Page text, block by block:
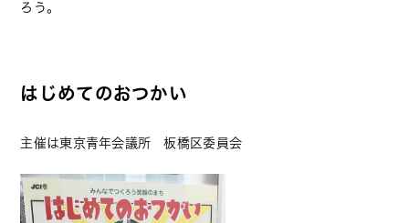
ろう。
はじめてのおつかい
主催は東京青年会議所 板橋区委員会